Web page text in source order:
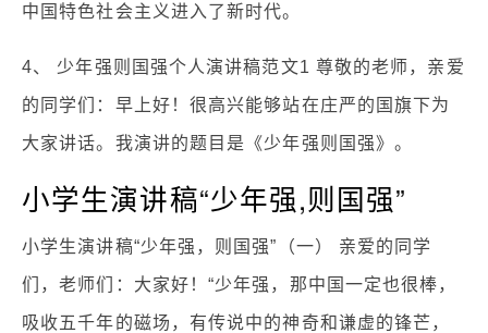
中国特色社会主义进入了新时代。
4、 少年强则国强个人演讲稿范文1 尊敬的老师，亲爱
的同学们：早上好！很高兴能够站在庄严的国旗下为
大家讲话。我演讲的题目是《少年强则国强》。
小学生演讲稿“少年强,则国强”
小学生演讲稿“少年强，则国强”（一） 亲爱的同学
们，老师们：大家好！“少年强，那中国一定也很棒，
吸收五千年的磁场，有传说中的神奇和谦虚的锋芒，